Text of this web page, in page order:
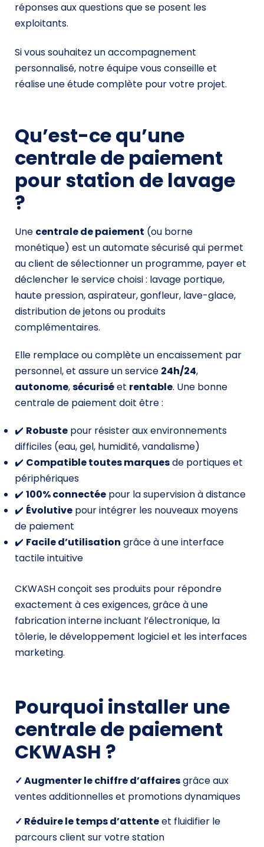
réponses aux questions que se posent les
exploitants.
Si vous souhaitez un accompagnement
personnalisé, notre équipe vous conseille et
réalise une étude complète pour votre projet.
Qu’est-ce qu’une
centrale de paiement
pour station de lavage
?
Une centrale de paiement (ou borne
monétique) est un automate sécurisé qui permet
au client de sélectionner un programme, payer et
déclencher le service choisi : lavage portique,
haute pression, aspirateur, gonfleur, lave-glace,
distribution de jetons ou produits
complémentaires.
Elle remplace ou complète un encaissement par
personnel, et assure un service 24h/24,
autonome,sécuriséet rentable. Une bonne
centrale de paiement doit être :
✔️ Robuste pour résister aux environnements
difficiles (eau, gel, humidité, vandalisme)
✔️ Compatible toutes marquesde portiques et
périphériques
✔️ 100% connectée pour la supervision à distance
✔️ Évolutive pour intégrer les nouveaux moyens
de paiement
✔️ Facile d’utilisation grâce à une interface
tactile intuitive
CKWASH conçoit ses produits pour répondre
exactement à ces exigences, grâce à une
fabrication interne incluant l’électronique, la
tôlerie, le développement logiciel et les interfaces
marketing.
Pourquoi installer une
centrale de paiement
CKWASH ?
✓ Augmenter le chiffre d’affairesgrâce aux
ventes additionnelles et promotions dynamiques
✓ Réduire le temps d’attenteet fluidifier le
parcours client sur votre station